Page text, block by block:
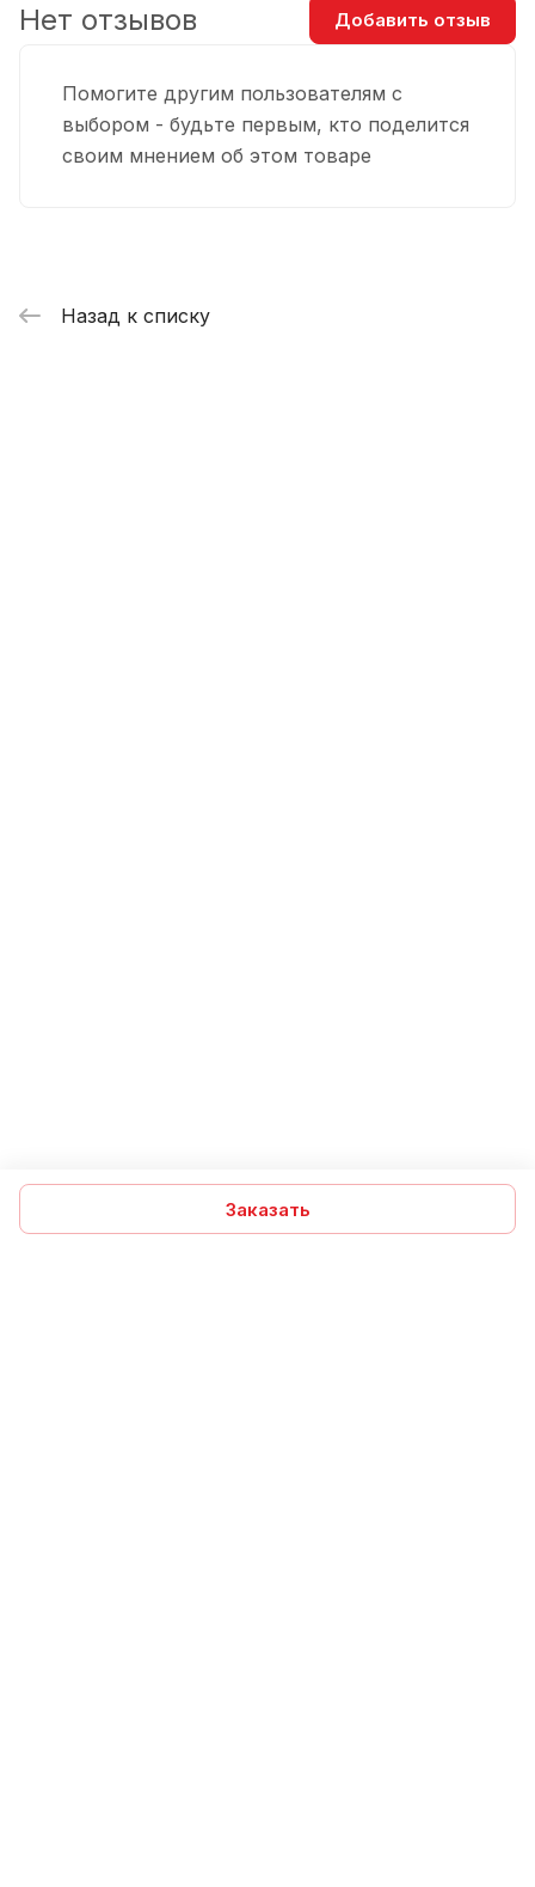
Заказать
Помогите другим пользователям с
выбором - будьте первым, кто поделится
своим мнением об этом товаре
Нет отзывов Добавить отзыв
Назад к списку